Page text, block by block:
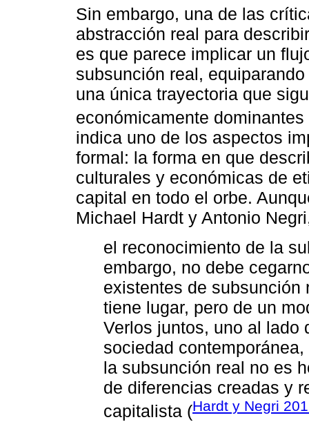
Sin embargo, una de las
abstracción real para
es que parece implicar un
subsunción real,
una única trayectoria que
económicamente dominantes
indica uno de los aspectos
formal: la forma en que
culturales y económicas de
capital en todo el orbe.
Michael Hardt y Antonio
el reconocimiento de la
embargo, no debe
existentes de subsunción
tiene lugar, pero de un
Verlos juntos, uno al lado
sociedad
la subsunción real no es
de diferencias creadas y
capitalista (Hardt y Negri